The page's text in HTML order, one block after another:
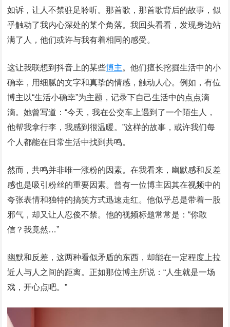
如诉，让人不禁驻足聆听。那首歌，那首歌背后的故事，似
乎触动了我内心深处的某个角落。我回头看看，发现身边站
满了人，他们或许与我有着相同的感受。
这让我联想到抖音上的某些博主。他们擅长挖掘生活中的小
确幸，用细腻的文字和真挚的情感，触动人心。例如，有位
博主以“生活小确幸”为主题，记录下自己生活中的点点滴
滴。她曾写道：“今天，我在公交车上遇到了一个陌生人，
他帮我拿行李，我感到很温暖。”这样的故事，或许我们每
个人都能在日常生活中找到共鸣。
然而，共鸣并非唯一涨粉的因素。在我看来，幽默感和反差
感也是吸引粉丝的重要因素。曾有一位博主因其在视频中的
夸张表情和独特的搞笑方式迅速走红。他似乎总是带着一股
邪气，却又让人忍俊不禁。他的视频标题常常是：“你敢
信？我竟然…”
幽默和反差，这两种看似矛盾的东西，却能在一定程度上拉
近人与人之间的距离。正如那位博主所说：“人生就是一场
戏，开心点吧。”